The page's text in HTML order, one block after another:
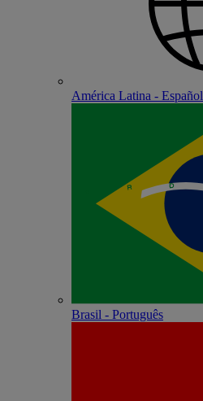
América Latina - Español
Brasil - Português